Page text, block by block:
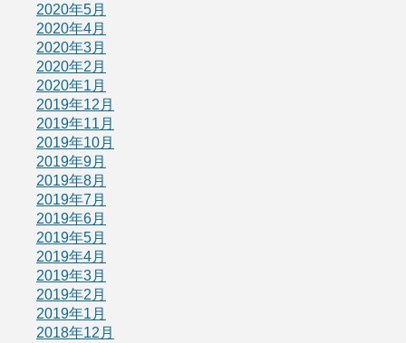
2020年5月
2020年4月
2020年3月
2020年2月
2020年1月
2019年12月
2019年11月
2019年10月
2019年9月
2019年8月
2019年7月
2019年6月
2019年5月
2019年4月
2019年3月
2019年2月
2019年1月
2018年12月